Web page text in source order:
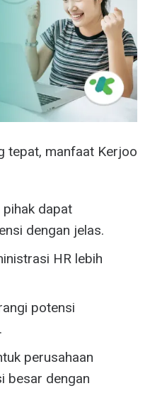
tepat, manfaat Kerjoo
pihak dapat
dengan jelas.
HR lebih
potensi
perusahaan
besar dengan